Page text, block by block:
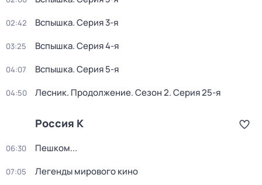
02:42 Вспышка. Серия 3-я
03:25 Вспышка. Серия 4-я
04:07 Вспышка. Серия 5-я
04:50 Лесник. Продолжение. Сезон 2. Серия 25-я
Россия К
06:30 Пешком...
07:05 Легенды мирового кино